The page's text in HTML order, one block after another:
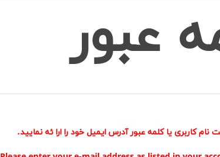
عبور
کاربری یا کلمه عبور آدرس ایمیل خود را ارا ئه نمایید.